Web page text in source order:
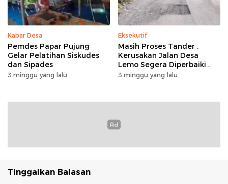
Kabar Desa
Pemdes Papar Pujung
Gelar Pelatihan Siskudes
dan Sipades
3 minggu yang lalu
Eksekutif
Masih Proses Tander ,
Kerusakan Jalan Desa
Lemo Segera Diperbaiki
Tahun Ini
3 minggu yang lalu
Tinggalkan Balasan